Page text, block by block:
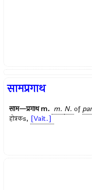
सामप्रगाथ
साम—प्रगाथm. m. N. of
होत्रकs, [Vait.]